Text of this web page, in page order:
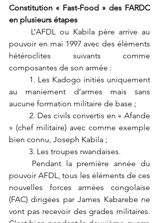
Constitution « Fast-Food » des FARDC
en plusieurs étapes
pouvoir en mai 1997 avec des éléments
hétéroclites suivants comme
composantes de son armée :
au maniement d’armes mais sans
aucune formation militaire de base ;
» (chef militaire) avec comme exemple
bien connu, Joseph Kabila ;
	3. Les troupes rwandaises.
pouvoir AFDL, tous les éléments de ces
nouvelles forces armées congolaise
(FAC) dirigées par James Kabarebe ne
vont pas recevoir des grades militaires.